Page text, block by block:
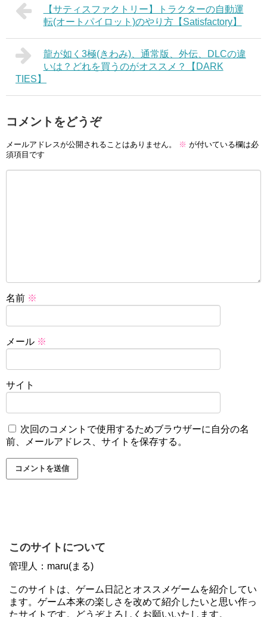
【サティスファクトリー】トラクターの自動運
転(オートパイロット)のやり方【Satisfactory】
龍が如く3極(きわみ)、通常版、外伝、DLCの違
いは？どれを買うのがオススメ？【DARK
TIES】
コメントをどうぞ
メールアドレスが公開されることはありません。 ※ が付いている欄は必
須項目です
名前 ※
メール ※
サイト
次回のコメントで使用するためブラウザーに自分の名
前、メールアドレス、サイトを保存する。
このサイトについて
管理人：maru(まる)
このサイトは、ゲーム日記とオススメゲームを紹介してい
ます。ゲーム本来の楽しさを改めて紹介したいと思い作っ
たサイトです。どうぞよろしくお願いいたします。